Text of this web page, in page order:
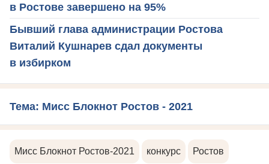
в Ростове завершено на 95%
Бывший глава администрации Ростова
Виталий Кушнарев сдал документы
в избирком
Тема: Мисс Блокнот Ростов - 2021
Мисс Блокнот Ростов-2021 конкурс Ростов